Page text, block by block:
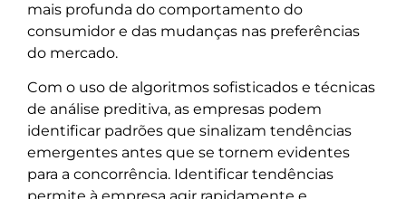
mais profunda do comportamento do
consumidor e das mudanças nas preferências
do mercado.
Com o uso de algoritmos sofisticados e técnicas
de análise preditiva, as empresas podem
identificar padrões que sinalizam tendências
emergentes antes que se tornem evidentes
para a concorrência. Identificar tendências